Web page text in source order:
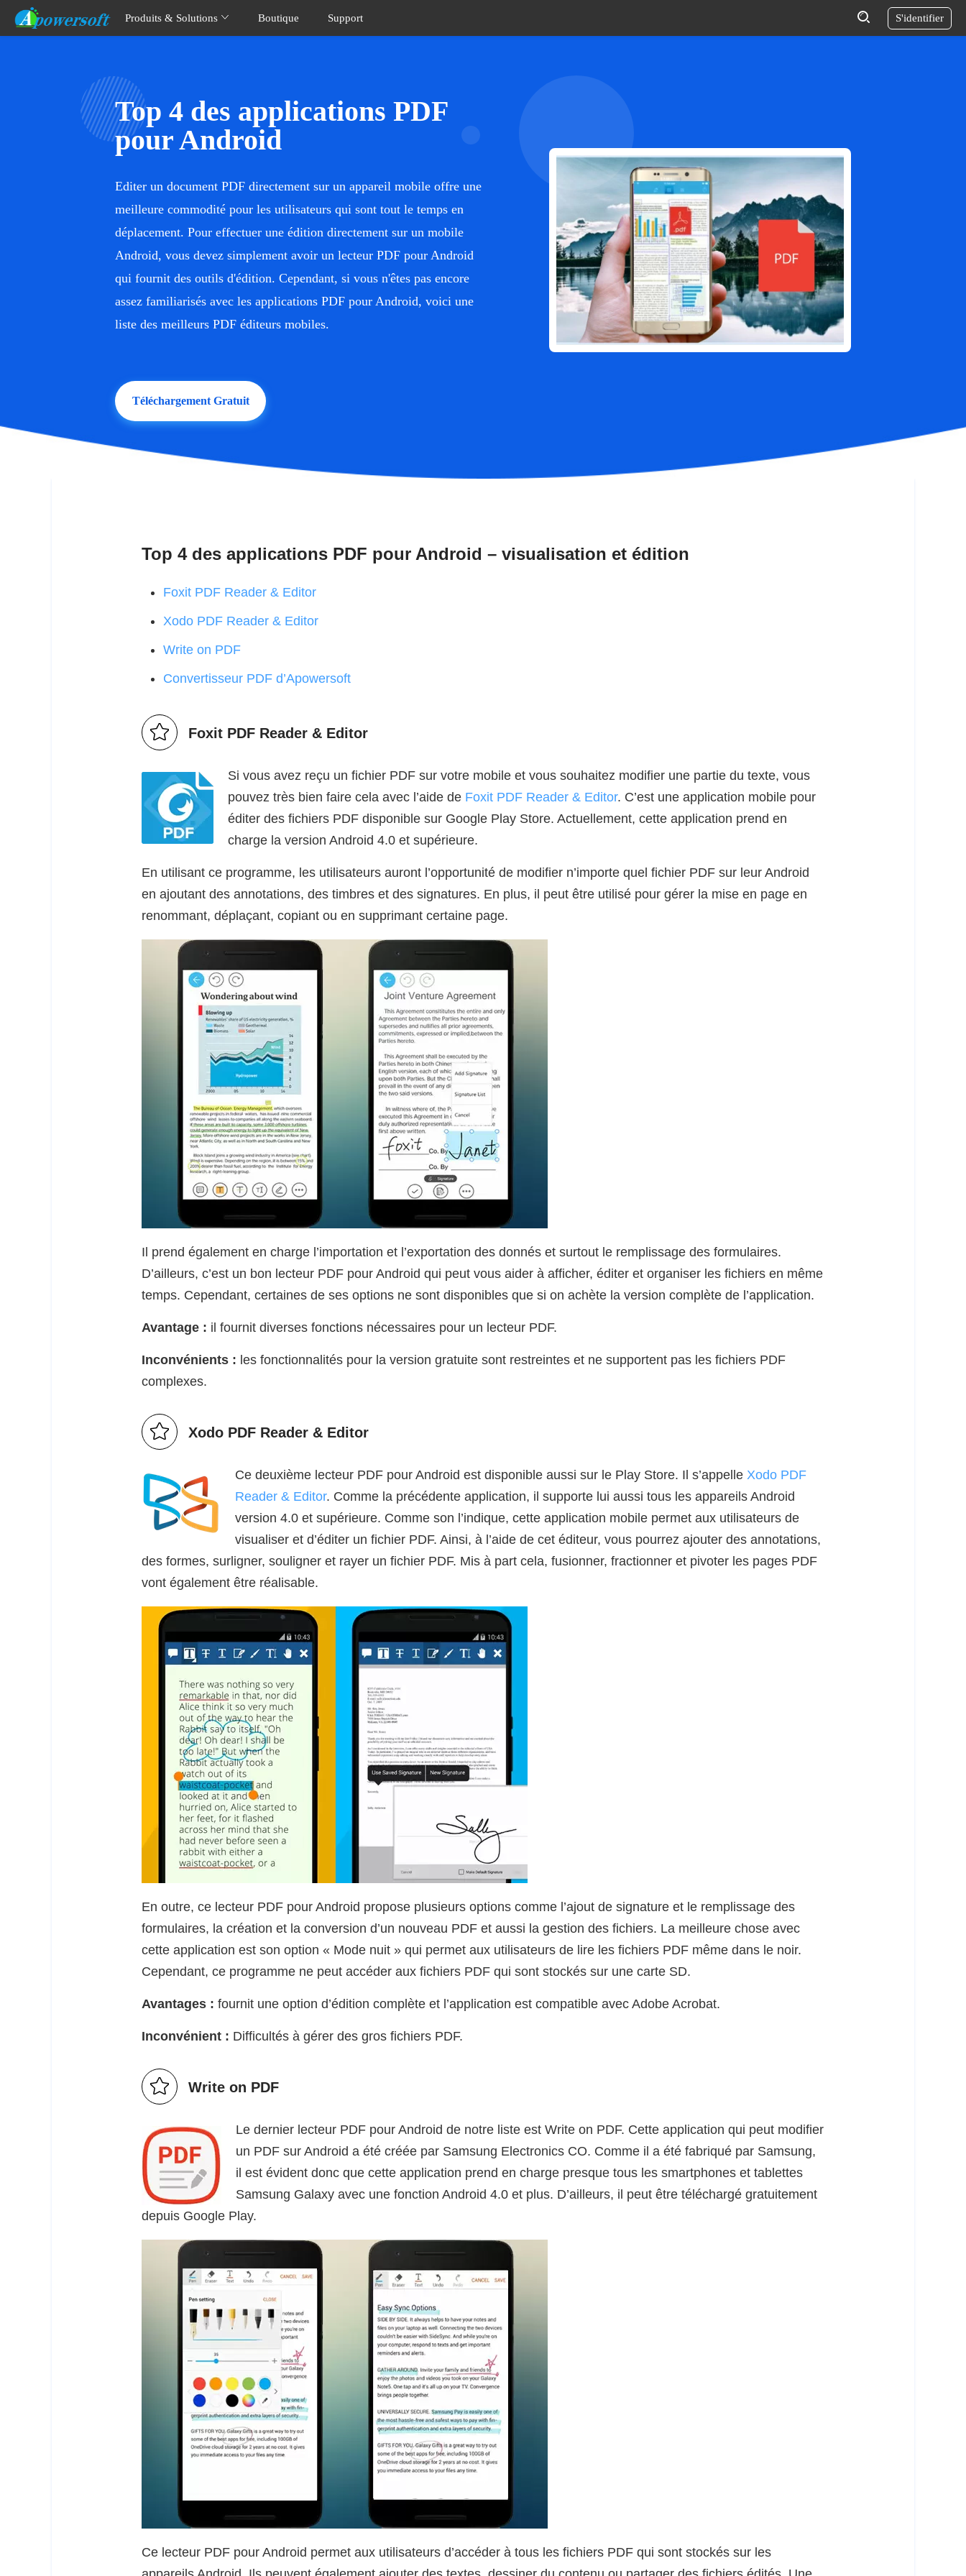
Produits & Solutions Boutique Support S'identifier
Top 4 des applications PDF
pour Android
Editer un document PDF directement sur un appareil mobile offre une
meilleure commodité pour les utilisateurs qui sont tout le temps en
déplacement. Pour effectuer une édition directement sur un mobile
Android, vous devez simplement avoir un lecteur PDF pour Android
qui fournit des outils d'édition. Cependant, si vous n'êtes pas encore
assez familiarisés avec les applications PDF pour Android, voici une
liste des meilleurs PDF éditeurs mobiles.
Téléchargement Gratuit
Top 4 des applications PDF pour Android – visualisation et édition
Foxit PDF Reader & Editor
Xodo PDF Reader & Editor
Write on PDF
Convertisseur PDF d’Apowersoft
Foxit PDF Reader & Editor
Si vous avez reçu un fichier PDF sur votre mobile et vous souhaitez modifier une partie du texte, vous
pouvez très bien faire cela avec l’aide de Foxit PDF Reader & Editor. C’est une application mobile pour
éditer des fichiers PDF disponible sur Google Play Store. Actuellement, cette application prend en
charge la version Android 4.0 et supérieure.
En utilisant ce programme, les utilisateurs auront l’opportunité de modifier n’importe quel fichier PDF sur leur Android
en ajoutant des annotations, des timbres et des signatures. En plus, il peut être utilisé pour gérer la mise en page en
renommant, déplaçant, copiant ou en supprimant certaine page.
Il prend également en charge l’importation et l’exportation des donnés et surtout le remplissage des formulaires.
D’ailleurs, c’est un bon lecteur PDF pour Android qui peut vous aider à afficher, éditer et organiser les fichiers en même
temps. Cependant, certaines de ses options ne sont disponibles que si on achète la version complète de l’application.
Avantage : il fournit diverses fonctions nécessaires pour un lecteur PDF.
Inconvénients : les fonctionnalités pour la version gratuite sont restreintes et ne supportent pas les fichiers PDF
complexes.
Xodo PDF Reader & Editor
Ce deuxième lecteur PDF pour Android est disponible aussi sur le Play Store. Il s’appelle Xodo PDF
Reader & Editor. Comme la précédente application, il supporte lui aussi tous les appareils Android
version 4.0 et supérieure. Comme son l’indique, cette application mobile permet aux utilisateurs de
visualiser et d’éditer un fichier PDF. Ainsi, à l’aide de cet éditeur, vous pourrez ajouter des annotations,
des formes, surligner, souligner et rayer un fichier PDF. Mis à part cela, fusionner, fractionner et pivoter les pages PDF
vont également être réalisable.
En outre, ce lecteur PDF pour Android propose plusieurs options comme l’ajout de signature et le remplissage des
formulaires, la création et la conversion d’un nouveau PDF et aussi la gestion des fichiers. La meilleure chose avec
cette application est son option « Mode nuit » qui permet aux utilisateurs de lire les fichiers PDF même dans le noir.
Cependant, ce programme ne peut accéder aux fichiers PDF qui sont stockés sur une carte SD.
Avantages : fournit une option d’édition complète et l’application est compatible avec Adobe Acrobat.
Inconvénient : Difficultés à gérer des gros fichiers PDF.
Write on PDF
Le dernier lecteur PDF pour Android de notre liste est Write on PDF. Cette application qui peut modifier
un PDF sur Android a été créée par Samsung Electronics CO. Comme il a été fabriqué par Samsung,
il est évident donc que cette application prend en charge presque tous les smartphones et tablettes
Samsung Galaxy avec une fonction Android 4.0 et plus. D’ailleurs, il peut être téléchargé gratuitement
depuis Google Play.
Ce lecteur PDF pour Android permet aux utilisateurs d’accéder à tous les fichiers PDF qui sont stockés sur les